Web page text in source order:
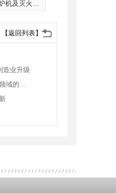
有哪些应用？
【返回列表】
造业升级